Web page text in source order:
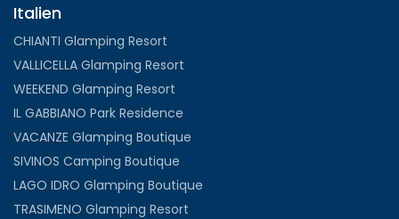
Italien
CHIANTI Glamping Resort
VALLICELLA Glamping Resort
WEEKEND Glamping Resort
IL GABBIANO Park Residence
VACANZE Glamping Boutique
SIVINOS Camping Boutique
LAGO IDRO Glamping Boutique
TRASIMENO Glamping Resort